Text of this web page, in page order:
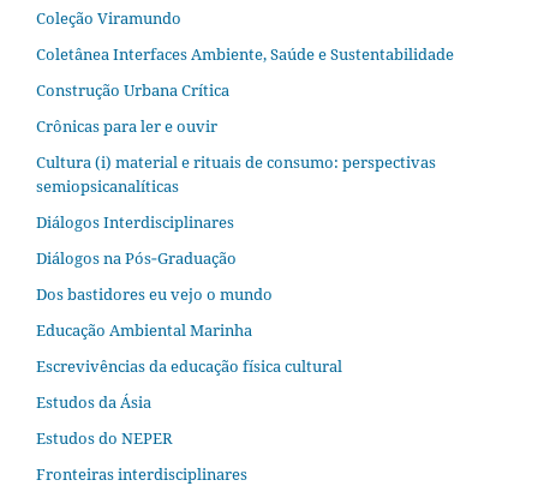
Coleção Viramundo
Coletânea Interfaces Ambiente, Saúde e Sustentabilidade
Construção Urbana Crítica
Crônicas para ler e ouvir
Cultura (i) material e rituais de consumo: perspectivas
semiopsicanalíticas
Diálogos Interdisciplinares
Diálogos na Pós‐Graduação
Dos bastidores eu vejo o mundo
Educação Ambiental Marinha
Escrevivências da educação física cultural
Estudos da Ásia​
Estudos do NEPER
Fronteiras interdisciplinares